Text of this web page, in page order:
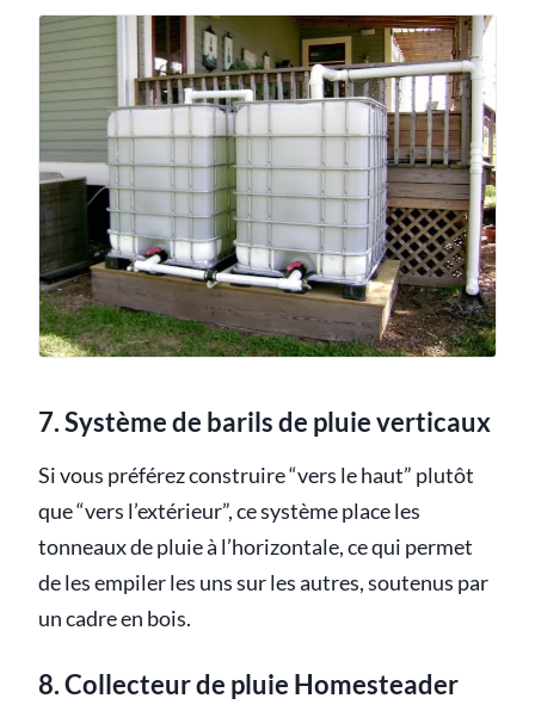
7. Système de barils de pluie verticaux
Si vous préférez construire “vers le haut” plutôt
que “vers l’extérieur”, ce système place les
tonneaux de pluie à l’horizontale, ce qui permet
de les empiler les uns sur les autres, soutenus par
un cadre en bois.
8. Collecteur de pluie Homesteader